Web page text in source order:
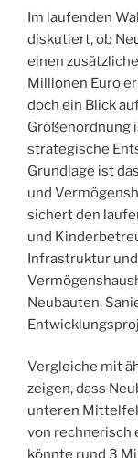
Im laufenden
diskutiert, ob
einen
Millionen Euro
doch ein Blick
Größenordnung
strategische
Grundlage ist
und
sichert den
und
Infrastruktur
Neubauten,
Vergleiche mit
zeigen, dass
unteren
von rechnerisch
könnte rund 3